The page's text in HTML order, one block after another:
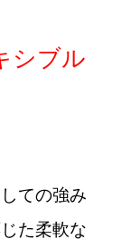
シブル
ての強み
た柔軟な